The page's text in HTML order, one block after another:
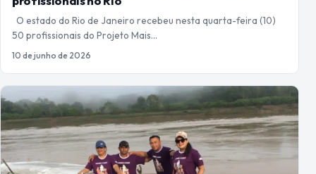
O estado do Rio de Janeiro recebeu nesta quarta-feira (10)
50 profissionais do Projeto Mais…
10 de junho de 2026